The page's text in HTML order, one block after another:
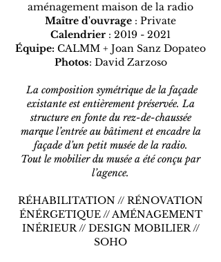
aménagement maison de la radio
Maître d'ouvrage : Private
Calendrier : 2019 - 2021
Équipe: CALMM + Joan Sanz Dopateo
Photos: David Zarzoso
La composition symétrique de la façade
existante est entièrement préservée. La
structure en fonte du rez-de-chaussée
marque l’entrée au bâtiment et encadre la
façade d’un petit musée de la radio.
Tout le mobilier du musée a été conçu par
l’agence.
RÉHABILITATION // RÉNOVATION
ÉNÉRGETIQUE // AMÉNAGEMENT
INÉRIEUR // DESIGN MOBILIER //
SOHO